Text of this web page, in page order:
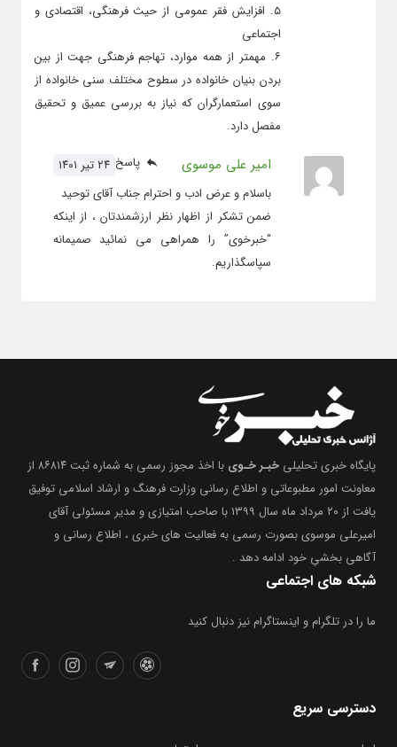
۵. افزایش فقر عمومی از حیث فرهنگی، اقتصادی و
اجتماعی
۶. مهمتر از همه موارد، تهاجم فرهنگی جهت از بین
بردن بنیان خانواده در سطوح مختلف سنی خانواده از
سوی استعمارگران که نیاز به بررسی عمیق و تحقیق
مفصل دارد.
امیر علی موسوی ۲۴ تیر ۱۴۰۱ پاسخ
باسلام و عرض ادب و احترام جناب آقای توحید
ضمن تشکر از اظهار نظر ارزشمندتان ، از اینکه
“خبرخوی” را همراهی می نمائید صمیمانه
سپاسگذاریم.
پایگاه خبری تحلیلی خبـر خـوی
با اخذ مجوز رسمی به شماره ثبت ۸۶۸۱۴ از
معاونت امور مطبوعاتی و اطلاع رسانی وزارت فرهنگ و ارشاد اسلامی توفیق
یافت از ۲۰ مرداد ماه سال ۱۳۹۹ با صاحب امتیازی و مدیر مسئولی آقای
امیرعلی موسوی بصورت رسمی به فعالیت های خبری ، اطلاع رسانی و
آگاهی بخشیِ خود ادامه دهد .
شبکه های اجتماعی
ما را در تلگرام و اینستاگرام نیز دنبال کنید
دسترسی سریع